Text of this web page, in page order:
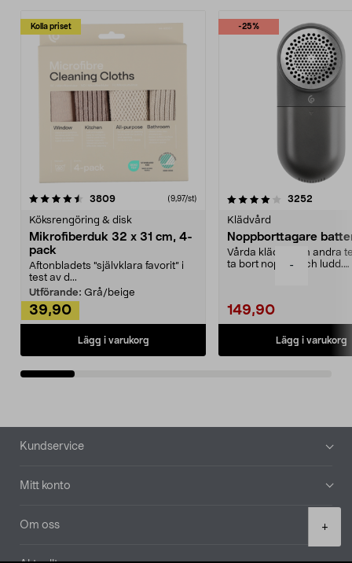
-
+
Kolla priset
3809recensioner (9,97/st)
Köksrengöring & disk
Mikrofiberduk 32 x 31 cm, 4-
pack
Aftonbladets "självklara favorit” i
test av d...
Utförande: Grå/beige
39,90
Lägg i varukorg
-25%
4.0av 5 stjärnor 3252
Klädvård
Noppborttagare
Vårda kläder och andra
ta bort noppor och ludd.
149,90
Lägg i varukorg
4.5av 5 stjärnor
Sidfot
Kundservice
Mitt konto
Om oss